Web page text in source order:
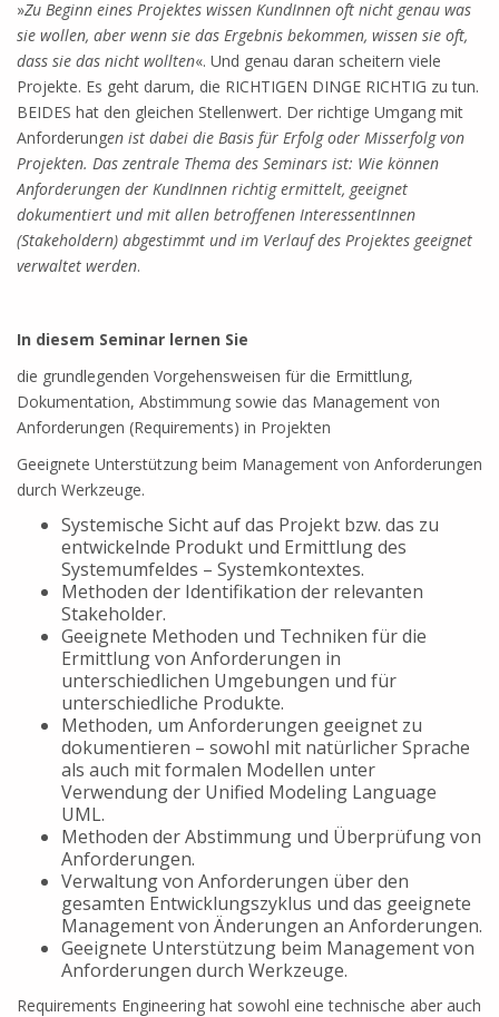
»Zu Beginn eines Projektes wissen KundInnen oft nicht genau was
sie wollen, aber wenn sie das Ergebnis bekommen, wissen sie oft,
dass sie das nicht wollten«. Und genau daran scheitern viele
Projekte. Es geht darum, die RICHTIGEN DINGE RICHTIG zu tun.
BEIDES hat den gleichen Stellenwert. Der richtige Umgang mit
Anforderungen ist dabei die Basis für Erfolg oder Misserfolg von
Projekten. Das zentrale Thema des Seminars ist: Wie können
Anforderungen der KundInnen richtig ermittelt, geeignet
dokumentiert und mit allen betroffenen InteressentInnen
(Stakeholdern) abgestimmt und im Verlauf des Projektes geeignet
verwaltet werden.
In diesem Seminar lernen Sie
die grundlegenden Vorgehensweisen für die Ermittlung,
Dokumentation, Abstimmung sowie das Management von
Anforderungen (Requirements) in Projekten
Geeignete Unterstützung beim Management von Anforderungen
durch Werkzeuge.
Systemische Sicht auf das Projekt bzw. das zu
entwickelnde Produkt und Ermittlung des
Systemumfeldes – Systemkontextes.
Methoden der Identifikation der relevanten
Stakeholder.
Geeignete Methoden und Techniken für die
Ermittlung von Anforderungen in
unterschiedlichen Umgebungen und für
unterschiedliche Produkte.
Methoden, um Anforderungen geeignet zu
dokumentieren – sowohl mit natürlicher Sprache
als auch mit formalen Modellen unter
Verwendung der Unified Modeling Language
UML.
Methoden der Abstimmung und Überprüfung von
Anforderungen.
Verwaltung von Anforderungen über den
gesamten Entwicklungszyklus und das geeignete
Management von Änderungen an Anforderungen.
Geeignete Unterstützung beim Management von
Anforderungen durch Werkzeuge.
Requirements Engineering hat sowohl eine technische aber auch